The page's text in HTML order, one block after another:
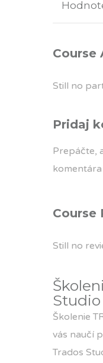
Course
Still no
Pridaj
Prepáčte,
Course
Still no
Školenie
vás naučí
Trados